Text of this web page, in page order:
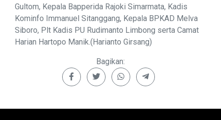
Gultom, Kepala Bapperida Rajoki Simarmata, Kadis
Kominfo Immanuel Sitanggang, Kepala BPKAD Melva
Siboro, Plt Kadis PU Rudimanto Limbong serta Camat
Harian Hartopo Manik.(Harianto Girsang)
Bagikan: